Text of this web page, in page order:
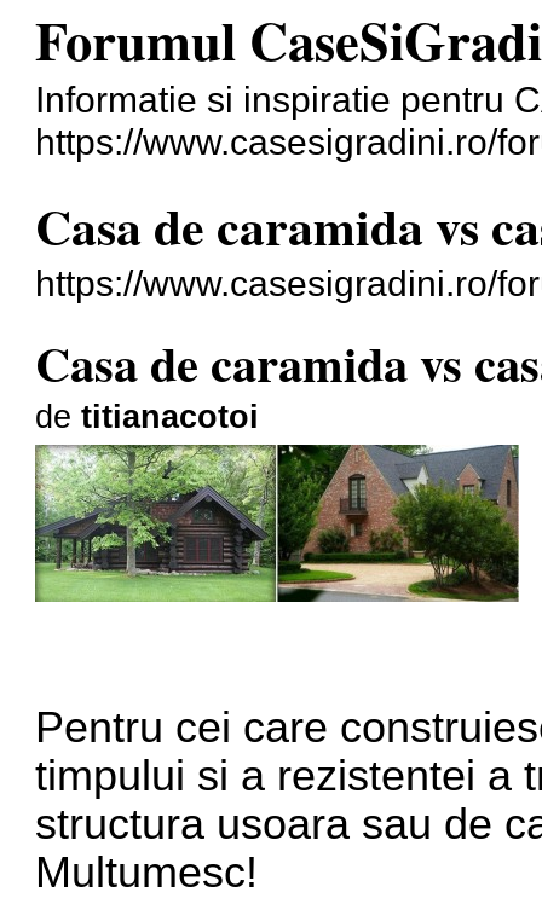
Forumul
Informatie si inspiratie pentru
https://www.casesigradini.ro/
Casa de caramida vs
https://www.casesigradini.ro/
Casa de caramida vs
detitianacotoi
Pentru cei care
timpului si a rezistentei a
structura usoara sau de
Multumesc!